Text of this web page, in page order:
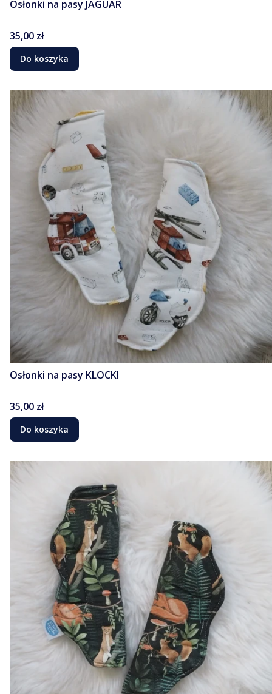
Osłonki na pasy JAGUAR
Cena
35,00 zł
Do koszyka
Osłonki na pasy KLOCKI
Cena
35,00 zł
Do koszyka